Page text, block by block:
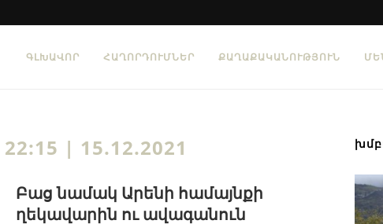
ԳԼԽԱՎՈՐ ՀԱՂՈՐԴՈՒՄՆԵՐ ՔԱՂԱՔԱԿԱՆՈՒԹՅՈՒՆ
22:15 | 15.12.2021
Բաց նամակ Արենի համայնքի
ղեկավարին ու ավագանուն